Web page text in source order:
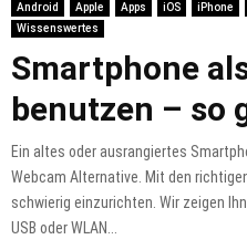
Android Apple Apps iOS iPhone
Wissenswertes
Smartphone
benutzen – so
Ein altes oder ausrangiertes
Webcam Alternative. Mit den
schwierig einzurichten. Wir zeigen
USB oder WLAN...